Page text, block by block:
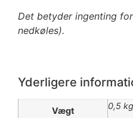
Det betyder ingenting
nedkøles).
Yderligere
Vægt 0,5 kg